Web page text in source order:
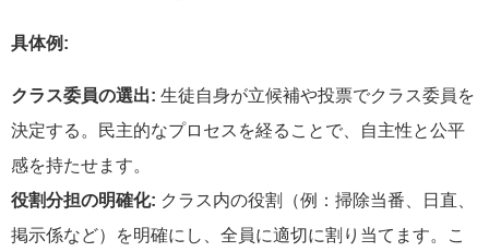
具体例:
クラス委員の選出: 生徒自身が立候補や投票でクラス委員を
決定する。民主的なプロセスを経ることで、自主性と公平
感を持たせます。
役割分担の明確化: クラス内の役割（例：掃除当番、日直、
掲示係など）を明確にし、全員に適切に割り当てます。こ